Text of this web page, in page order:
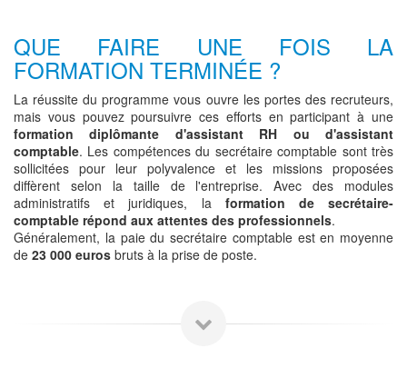
QUE FAIRE UNE FOIS LA
FORMATION TERMINÉE ?
La réussite du programme vous ouvre les portes des recruteurs,
mais vous pouvez poursuivre ces efforts en participant à une
formation diplômante d'assistant RH ou d'assistant
comptable. Les compétences du secrétaire comptable sont très
sollicitées pour leur polyvalence et les missions proposées
diffèrent selon la taille de l'entreprise. Avec des modules
administratifs et juridiques, la formation de secrétaire-
comptable répond aux attentes des professionnels.
Généralement, la paie du secrétaire comptable est en moyenne
de 23 000 euros bruts à la prise de poste.